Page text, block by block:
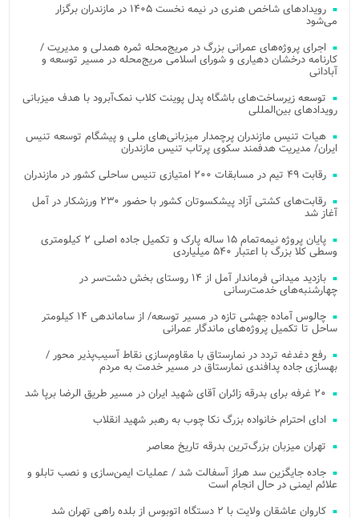
رویدادهای شاخص هنری در نیمه نخست ۱۴۰۵ در مازندران برگزار
می‌شود
اجرای پروژه‌های عمرانی بزرگ در مریج‌محله ثمره همدلی و مدیریت /
کارنامه درخشان دهیاری و شورای اسلامی مریج‌محله در مسیر توسعه و
آبادانی
توسعه زیرساخت‌های باشگاه پدل پوینت کلاب نمک‌آبرود با هدف میزبانی
رویدادهای بین‌المللی
هیات تنیس مازندران پرچمدار میزبانی‌های ملی و پیشگام توسعه تنیس
ایران/ مدیریت هدفمند سکوی پرتاب تنیس مازندران
رقابت ۴۹ تیم در مسابقات ۲۰۰ امتیازی تنیس ساحلی کشور در مازندران
رقابت‌های کشتی آزاد پیشکسوتان کشور با حضور ۲۳۰ ورزشکار در آمل
آغاز شد
پایان پروژه نیمه‌تمام ۱۵ ساله پارک و تکمیل جاده اصلی ۲ کیلومتری
وسطی کلا بزرگ با اعتبار ۵۴۰ میلیاردی
بازدید میدانی فرماندار آمل از ۱۴ روستای بخش دشت‌سر در
چهارشنبه‌های خدمت‌رسانی
چالوس آماده جهشی تازه در مسیر توسعه/ از ساماندهی ۱۴ کیلومتر
ساحل تا تکمیل پروژه‌های ماندگار عمرانی
رفع دغدغه تردد در نمارستاق با مقاوم‌سازی نقاط آسیب‌پذیر محور /
بهسازی جاده پدافندی نمارستاق در مسیر خدمت به مردم
۲۰ غرفه برای بدرقه زائران آقای شهید ایران در مسیر طریق الرضا برپا شد
ادای احترام خانواده بزرگ نکا چوب به رهبر شهید انقلاب
تهران میزبان بزرگ‌ترین بدرقه تاریخ معاصر
جاده جایگزین سد هراز آسفالت شد / عملیات ایمن‌سازی و نصب تابلو و
علائم ایمنی در حال انجام است
کاروان عاشقان ولایت با ۲ دستگاه اتوبوس از بلده راهی تهران شد